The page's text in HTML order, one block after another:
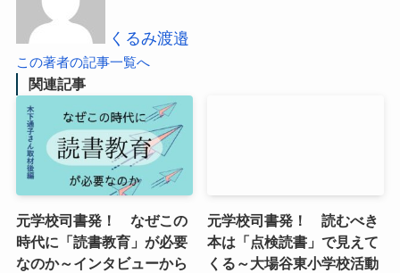
くるみ渡邉
この著者の記事一覧へ
関連記事
元学校司書発！ なぜこの
時代に「読書教育」が必要
なのか～インタビューから
元学校司書発！ 読むべき
本は「点検読書」で見えて
くる～大場谷東小学校活動